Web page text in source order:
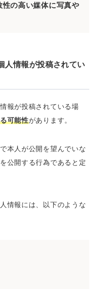
の高い媒体に写真や
人情報が投稿されてい
報が投稿されている場
可能性があります。
本人が公開を望んでいな
公開する行為であると定
情報には、以下のような